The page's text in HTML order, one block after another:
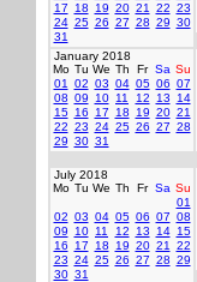
17
18 19 20 21 22 23
24 25 26 27 28 29 30
31
January 2018
Mo Tu We Th Fr Sa Su
01
02 03 04 05 06 07
08 09 10 11 12 13
14
15 16 17 18 19 20 21
22 23 24 25 26 27 28
29 30 31
July 2018
Mo Tu We Th Fr Sa Su
01
02 03 04 05 06 07 08
09
10 11 12 13 14 15
16
17 18 19 20 21
22
23 24 25 26 27 28 29
30 31